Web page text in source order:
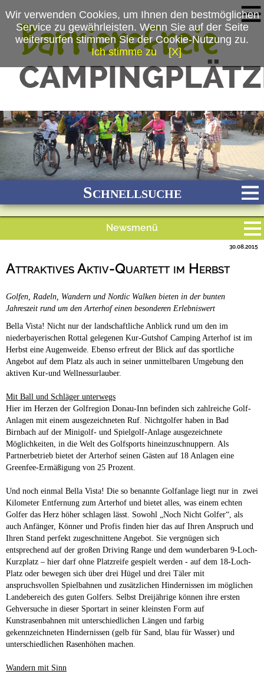
(c) Kur-Gutshof Camping Arterhof, Familie Sigl
Schnellsuche
Ganzjährig geöffnet
Newsmenü
Campingplätze
Camping & Caravan
Touristik
Attraktives Aktiv-Quartett im Herbst
30.08.2015
Golfen, Radeln, Wandern und Nordic Walken bieten in der bunten
Jahreszeit rund um den Arterhof einen besonderen Erlebniswert
Bella Vista! Nicht nur der landschaftliche Anblick rund um den im
niederbayerischen Rottal gelegenen Kur-Gutshof Camping Arterhof ist im
Herbst eine Augenweide. Ebenso erfreut der Blick auf das sportliche
Angebot auf dem Platz als auch in seiner unmittelbaren Umgebung den
aktiven Kur-und Wellnessurlauber.
Mit Ball und Schläger unterwegs
Hier im Herzen der Golfregion Donau-Inn befinden sich zahlreiche Golf-
Anlagen mit einem ausgezeichneten Ruf. Nichtgolfer haben in Bad
Birnbach auf der Minigolf- und Spielgolf-Anlage ausgezeichnete
Möglichkeiten, in die Welt des Golfsports hineinzuschnuppern. Als
Partnerbetrieb bietet der Arterhof seinen Gästen auf 18 Anlagen eine
Greenfee-Ermäßigung von 25 Prozent.
Und noch einmal Bella Vista! Die so benannte Golfanlage liegt nur in zwei
Kilometer Entfernung zum Arterhof und bietet alles, was einem echten
Golfer das Herz höher schlagen lässt. Sowohl „Noch Nicht Golfer“, als
auch Anfänger, Könner und Profis finden hier das auf Ihren Anspruch und
Ihren Stand perfekt zugeschnittene Angebot. Sie vergnügen sich
entsprechend auf der großen Driving Range und dem wunderbaren 9-Loch-
Kurzplatz – hier darf ohne Platzreife gespielt werden - auf dem 18-Loch-
Platz oder bewegen sich über drei Hügel und drei Täler mit
anspruchsvollen Spielbahnen und zusätzlichen Hindernissen im möglichen
Landebereich des guten Golfers. Selbst Dreijährige können ihre ersten
Gehversuche in dieser Sportart in seiner kleinsten Form auf
Kunstrasenbahnen mit unterschiedlichen Längen und farbig
gekennzeichneten Hindernissen (gelb für Sand, blau für Wasser) und
unterschiedlichen Rasenhöhen machen.
Wandern mit Sinn
Wir verwenden Cookies, um Ihnen den bestmöglichen
Service zu gewährleisten. Wenn Sie auf der Seite
weitersurfen stimmen Sie der Cookie-Nutzung zu.
Ich stimme zu
[X]